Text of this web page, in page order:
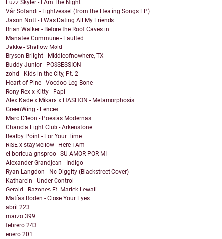
Fuzz Skyler - I Am The Night
Vár Sofandi - Lightvessel (from the Healing Songs EP)
Jason Nott - I Was Dating All My Friends
Brian Walker - Before the Roof Caves in
Manatee Commune - Faulted
Jakke - Shallow Mold
Bryson Briight - Middleofnowhere, TX
Buddy Junior - POSSESSION
zohd - Kids in the City, Pt. 2
Heart of Pine - Voodoo Leg Bone
Rony Rex x Kitty - Papi
Alex Kade x Mikara x HASHON - Metamorphosis
GreenWing - Fences
Marc D’leon - Poesías Modernas
Chancla Fight Club - Arkenstone
Bealby Point - For Your Time
RISE x stayMellow - Here I Am
el boricua gnsproo - SU AMOR POR MI
Alexander Grandjean - Indigo
Ryan Langdon - No Diggity (Blackstreet Cover)
Katharein - Under Control
Gerald - Razones Ft. Marick Lewaii
Matías Roden - Close Your Eyes
abril 223
marzo 399
febrero 243
enero 201